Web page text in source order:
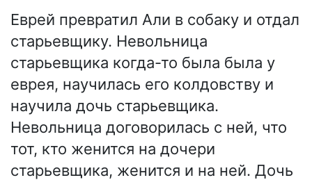
Еврей превратил Али в собаку и отдал
старьевщику. Невольница
старьевщика когда-то была была у
еврея, научилась его колдовству и
научила дочь старьевщика.
Невольница договорилась с ней, что
тот, кто женится на дочери
старьевщика, женится и на ней. Дочь